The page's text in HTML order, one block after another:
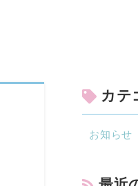
カテ
お知らせ